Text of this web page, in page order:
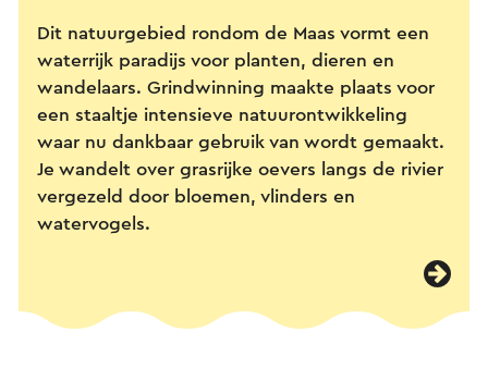
Dit natuurgebied rondom de Maas vormt een
waterrijk paradijs voor planten, dieren en
wandelaars. Grindwinning maakte plaats voor
een staaltje intensieve natuurontwikkeling
waar nu dankbaar gebruik van wordt gemaakt.
Je wandelt over grasrijke oevers langs de rivier
vergezeld door bloemen, vlinders en
watervogels.